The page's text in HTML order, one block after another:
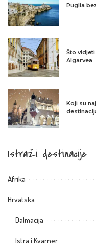
Puglia
Što
Algarvea
Koji su
Istraži destinacije
Afrika
Hrvatska
Dalmacija
Istra i Kvarner